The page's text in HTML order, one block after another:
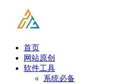
首页
网站原创
软件工具
系统必备